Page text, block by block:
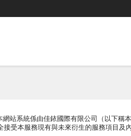
站系統係由佳銥國際有限公司（以下
受本服務現有與未來衍生的服務項目及內